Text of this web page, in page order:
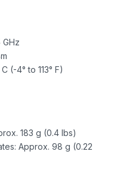
(-4° to 113° F)
183 g (0.4 lbs)
Approx. 98 g (0.22